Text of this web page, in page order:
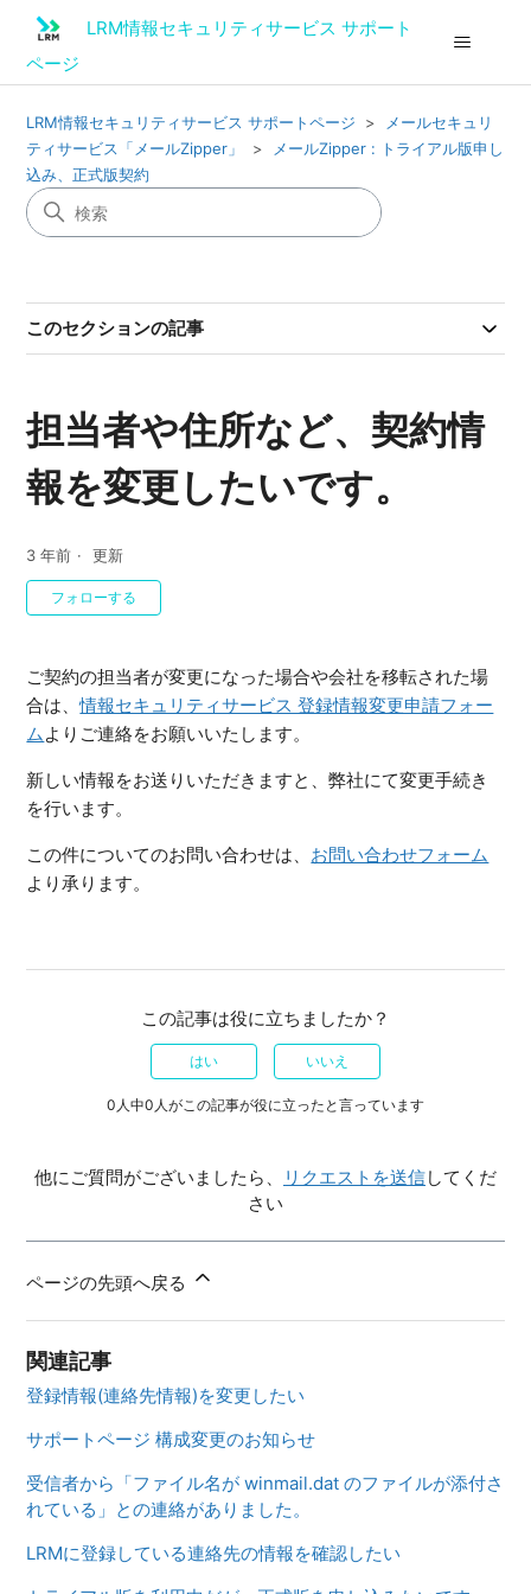
LRM情報セキュリティサービス サポート
ページ
LRM情報セキュリティサービス サポートページ
メールセキュリ
ティサービス「メールZipper」
メールZipper : トライアル版申し
込み、正式版契約
このセクションの記事
担当者や住所など、契約情
報を変更したいです。
3 年前 更新
フォローする
ご契約の担当者が変更になった場合や会社を移転された場
合は、情報セキュリティサービス 登録情報変更申請フォー
ムよりご連絡をお願いいたします。
新しい情報をお送りいただきますと、弊社にて変更手続き
を行います。
この件についてのお問い合わせは、 お問い合わせフォーム
より承ります。
この記事は役に立ちましたか？
はい いいえ
0人中0人がこの記事が役に立ったと言っています
他にご質問がございましたら、 リクエストを送信してくだ
さい
ページの先頭へ戻る
関連記事
登録情報(連絡先情報)を変更したい
サポートページ 構成変更のお知らせ
受信者から「ファイル名が winmail.dat のファイルが添付さ
れている」との連絡がありました。
LRMに登録している連絡先の情報を確認したい